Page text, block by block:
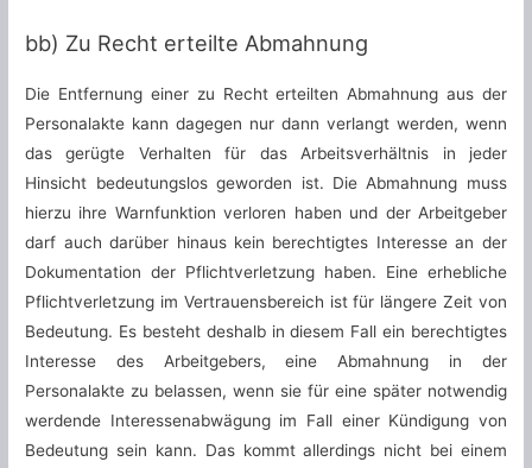
bb) Zu Recht erteilte Abmahnung
Die Entfernung einer zu Recht erteilten Abmahnung aus der
Personalakte kann dagegen nur dann verlangt werden, wenn
das gerügte Verhalten für das Arbeitsverhältnis in jeder
Hinsicht bedeutungslos geworden ist. Die Abmahnung muss
hierzu ihre Warnfunktion verloren haben und der Arbeitgeber
darf auch darüber hinaus kein berechtigtes Interesse an der
Dokumentation der Pflichtverletzung haben. Eine erhebliche
Pflichtverletzung im Vertrauensbereich ist für längere Zeit von
Bedeutung. Es besteht deshalb in diesem Fall ein berechtigtes
Interesse des Arbeitgebers, eine Abmahnung in der
Personalakte zu belassen, wenn sie für eine später notwendig
werdende Interessenabwägung im Fall einer Kündigung von
Bedeutung sein kann. Das kommt allerdings nicht bei einem